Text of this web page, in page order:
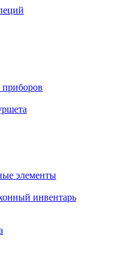
элементы
инвентарь